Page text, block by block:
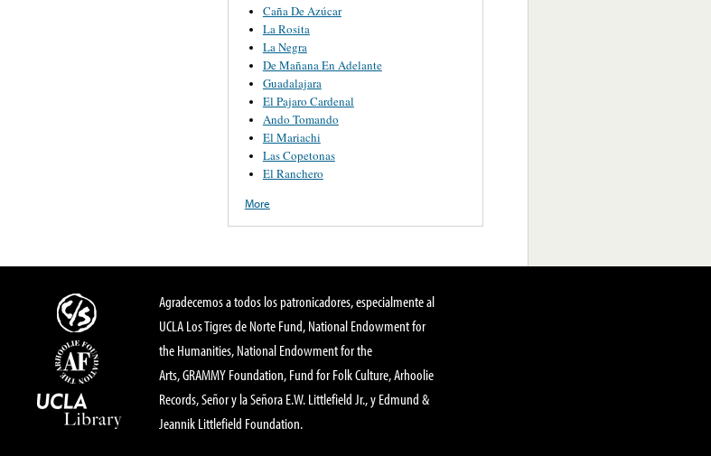
Caña De Azúcar
La Rosita
La Negra
De Mañana En Adelante
Guadalajara
El Pajaro Cardenal
Ando Tomando
El Mariachi
Las Copetonas
El Ranchero
More
Agradecemos a todos los patronicadores, especialmente al
UCLA Los Tigres de Norte Fund, National Endowment for
the Humanities, National Endowment for the
Arts, GRAMMY Foundation, Fund for Folk Culture, Arhoolie
Records, Señor y la Señora E.W. Littlefield Jr., y Edmund &
Jeannik Littlefield Foundation.